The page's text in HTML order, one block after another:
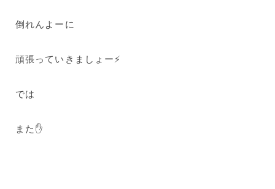
倒れんよーに
頑張っていきましょー⚡
では
また✋